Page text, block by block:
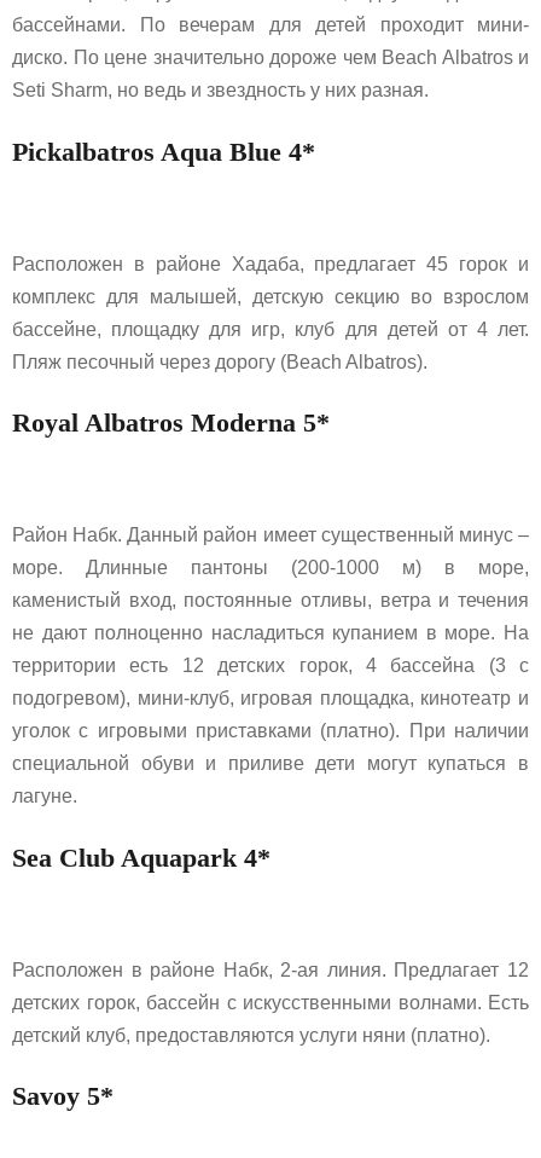
бассейнами. По вечерам для детей проходит мини-
диско. По цене значительно дороже чем Beach Albatros и
Seti Sharm, но ведь и звездность у них разная.
Pickаlbatros Aqua Blue 4*
Расположен в районе Хадаба, предлагает 45 горок и
комплекс для малышей, детскую секцию во взрослом
бассейне, площадку для игр, клуб для детей от 4 лет.
Пляж песочный через дорогу (Beach Albatros).
Royal Albatros Moderna 5*
Район Набк. Данный район имеет существенный минус –
море. Длинные пантоны (200-1000 м) в море,
каменистый вход, постоянные отливы, ветра и течения
не дают полноценно насладиться купанием в море. На
территории есть 12 детских горок, 4 бассейна (3 с
подогревом), мини-клуб, игровая площадка, кинотеатр и
уголок с игровыми приставками (платно). При наличии
специальной обуви и приливе дети могут купаться в
лагуне.
Sea Club Aquapark 4*
Расположен в районе Набк, 2-ая линия. Предлагает 12
детских горок, бассейн с искусственными волнами. Есть
детский клуб, предоставляются услуги няни (платно).
Savoy 5*